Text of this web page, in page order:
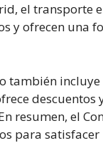
el transporte
y ofrecen una
también
resumen, el
para